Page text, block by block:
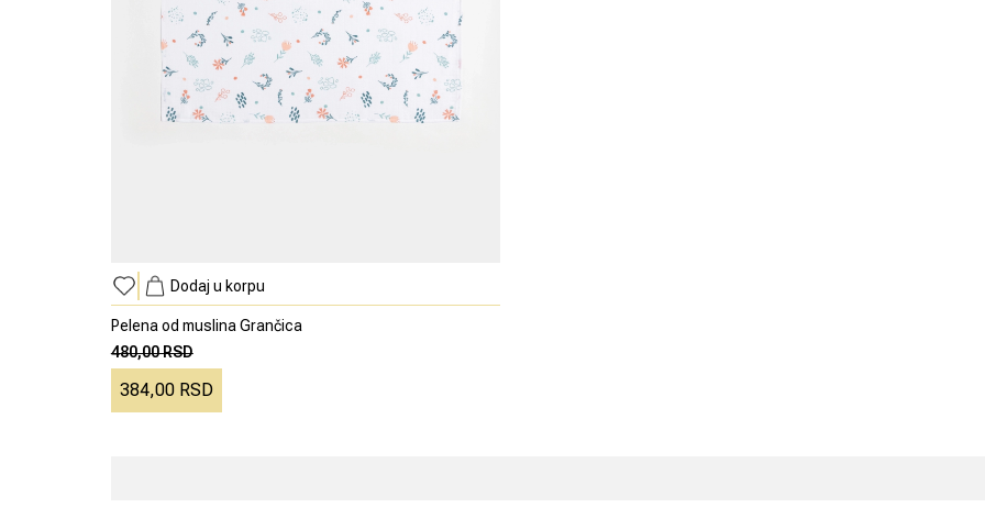
Dodaj u korpu
Pelena od muslina Grančica
480,00 RSD
384,00 RSD